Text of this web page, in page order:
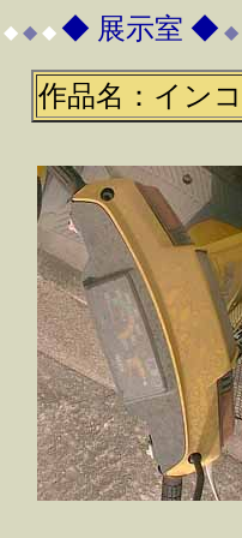
◆ ◆ ◆ ◆ 展示室 ◆ ◆
作品名：インコ